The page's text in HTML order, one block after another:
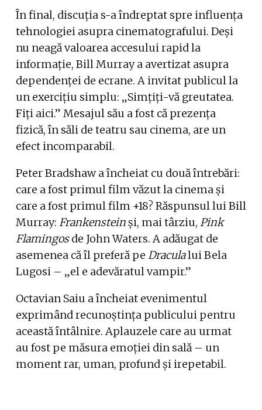
În final, discuția s-a îndreptat spre influența
tehnologiei asupra cinematografului. Deși
nu neagă valoarea accesului rapid la
informație, Bill Murray a avertizat asupra
dependenței de ecrane. A invitat publicul la
un exercițiu simplu: „Simțiți-vă greutatea.
Fiți aici.” Mesajul său a fost că prezența
fizică, în săli de teatru sau cinema, are un
efect incomparabil.
Peter Bradshaw a încheiat cu două întrebări:
care a fost primul film văzut la cinema și
care a fost primul film +18? Răspunsul lui Bill
Murray: Frankensteinși, mai târziu, Pink
Flamingosde John Waters. A adăugat de
asemenea că îl preferă pe Draculalui Bela
Lugosi – „el e adevăratul vampir.”
Octavian Saiu a încheiat evenimentul
exprimând recunoștința publicului pentru
această întâlnire. Aplauzele care au urmat
au fost pe măsura emoției din sală – un
moment rar, uman, profund și irepetabil.